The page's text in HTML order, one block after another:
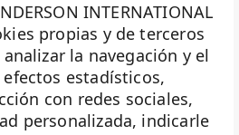
INTERNATIONAL
propias y de terceros
la navegación y el
estadísticos,
con redes sociales,
personalizada, indicarle
España - Hospiten es
Española de Fundaciones